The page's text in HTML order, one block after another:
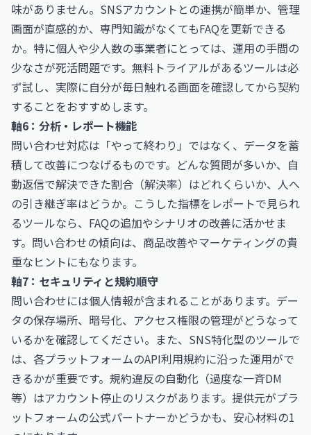
味がありません。SNSアカウントとの連携が簡単か、管理
画面が直感的か、専門知識がなくてもFAQを更新できる
か。特に個人や少人数の事業者にとっては、運用の手間の
少なさが死活問題です。無料トライアルがあるツールは必
ず試し、実際に自分が毎日触れる画面を確認してから契約
することをおすすめします。
軸6：分析・レポート機能
問い合わせ対応は「やって終わり」ではなく、データを蓄
積して改善につなげるものです。どんな質問が多いか、自
動返信で解決できた割合（解決率）はどれくらいか、人へ
の引き継ぎ率はどうか。こうした指標をレポートで見られ
るツールなら、FAQの追加やシナリオの改善に活かせま
す。問い合わせの傾向は、商品改善やマーケティングの貴
重なヒントにもなります。
軸7：セキュリティと規約順守
問い合わせには個人情報が含まれることがあります。デー
タの保存場所、暗号化、アクセス権限の管理がどうなって
いるかを確認してください。また、SNS特化型のツールで
は、各プラットフォームのAPI利用規約に沿った運用がで
きるかが重要です。規約違反の自動化（過度な一斉DM
等）はアカウント停止のリスクがあります。提供元がプラ
ットフォームの公式パートナーかどうかも、安心材料の1